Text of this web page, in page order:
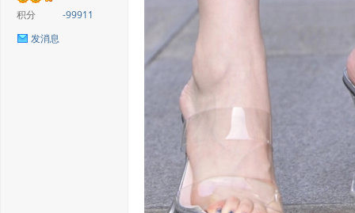
积分
-99911
发消息